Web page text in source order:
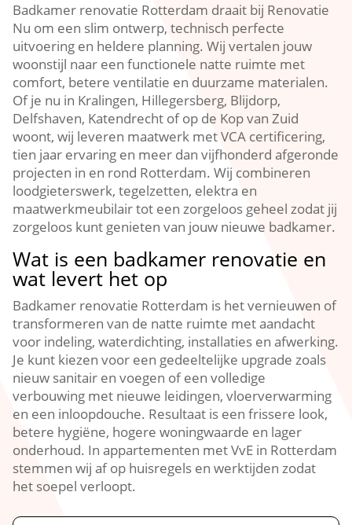
Badkamer renovatie Rotterdam draait bij Renovatie
Nu om een slim ontwerp, technisch perfecte
uitvoering en heldere planning.​ Wij vertalen jouw
woonstijl naar een functionele natte ruimte met
comfort, betere ventilatie en duurzame materialen.​
Of je nu in Kralingen, Hillegersberg, Blijdorp,
Delfshaven, Katendrecht of op de Kop van Zuid
woont, wij leveren maatwerk met VCA certificering,
tien jaar ervaring en meer dan vijfhonderd afgeronde
projecten in en rond Rotterdam.​ Wij combineren
loodgieterswerk, tegelzetten, elektra en
maatwerkmeubilair tot een zorgeloos geheel zodat jij
zorgeloos kunt genieten van jouw nieuwe badkamer.​
Wat is een badkamer renovatie en
wat levert het op
Badkamer renovatie Rotterdam is het vernieuwen of
transformeren van de natte ruimte met aandacht
voor indeling, waterdichting, installaties en afwerking.​
Je kunt kiezen voor een gedeeltelijke upgrade zoals
nieuw sanitair en voegen of een volledige
verbouwing met nieuwe leidingen, vloerverwarming
en een inloopdouche.​ Resultaat is een frissere look,
betere hygiëne, hogere woningwaarde en lager
onderhoud.​ In appartementen met VvE in Rotterdam
stemmen wij af op huisregels en werktijden zodat
het soepel verloopt.​